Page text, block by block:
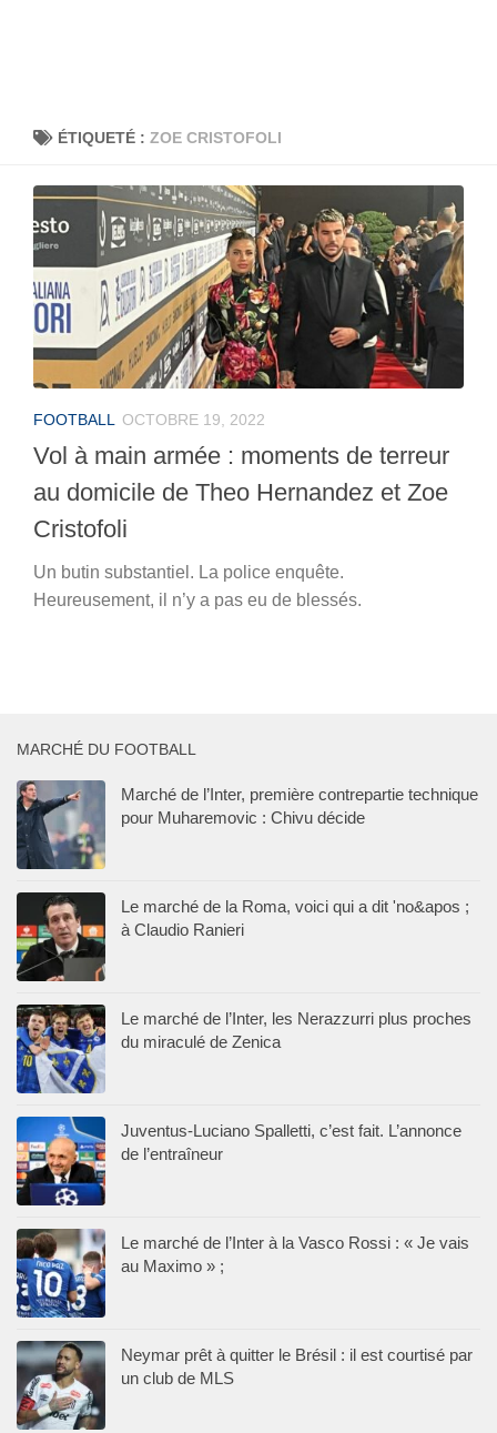
ÉTIQUETÉ : ZOE CRISTOFOLI
FOOTBALL OCTOBRE 19, 2022
Vol à main armée : moments de terreur
au domicile de Theo Hernandez et Zoe
Cristofoli
Un butin substantiel. La police enquête.
Heureusement, il n’y a pas eu de blessés.
MARCHÉ DU FOOTBALL
Marché de l’Inter, première contrepartie technique
pour Muharemovic : Chivu décide
Le marché de la Roma, voici qui a dit 'no&apos ;
à Claudio Ranieri
Le marché de l’Inter, les Nerazzurri plus proches
du miraculé de Zenica
Juventus-Luciano Spalletti, c’est fait. L’annonce
de l’entraîneur
Le marché de l’Inter à la Vasco Rossi : « Je vais
au Maximo » ;
Neymar prêt à quitter le Brésil : il est courtisé par
un club de MLS